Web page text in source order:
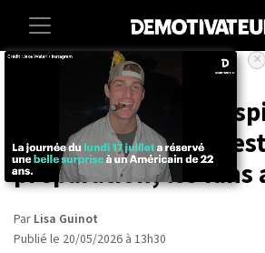
Entertainment
Une nouvelle série
“Grey's Anatomy”
préparation, les fans
Par Lisa Guinot
Publié le 20/05/2026 à 13h30
×